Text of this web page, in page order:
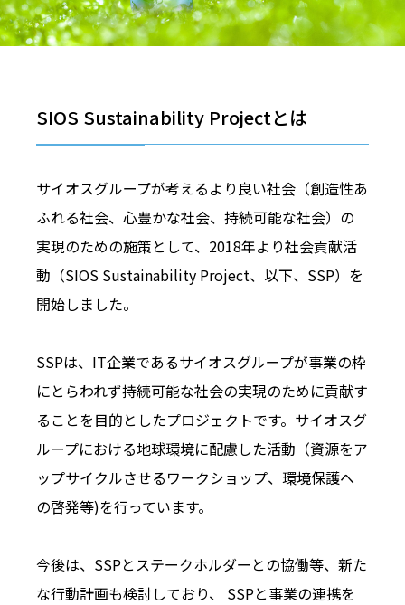
SIOS Sustainability Projectとは
サイオスグループが考えるより良い社会（創造性あ
ふれる社会、心豊かな社会、持続可能な社会）の
実現のための施策として、2018年より社会貢献活
動（SIOS Sustainability Project、以下、SSP）を
開始しました。
SSPは、IT企業であるサイオスグループが事業の枠
にとらわれず持続可能な社会の実現のために貢献す
ることを目的としたプロジェクトです。サイオスグ
ループにおける地球環境に配慮した活動（資源をア
ップサイクルさせるワークショップ、環境保護へ
の啓発等)を行っています。
今後は、SSPとステークホルダーとの協働等、新た
な行動計画も検討しており、 SSPと事業の連携を